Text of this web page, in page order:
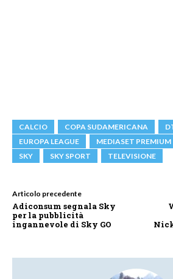
CALCIO COPA SUDAMERICANA
EUROPA LEAGUE
MEDIASET PREMIUM
SKY
SKY SPORT TELEVISIONE
Articolo precedente
Adiconsum segnala Sky
per la pubblicità
ingannevole di Sky GO